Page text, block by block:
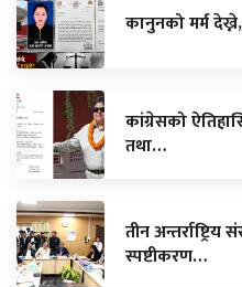
कानुनको मर्म
कांग्रेसको
तथा…
तीन
स्पष्टीकरण…